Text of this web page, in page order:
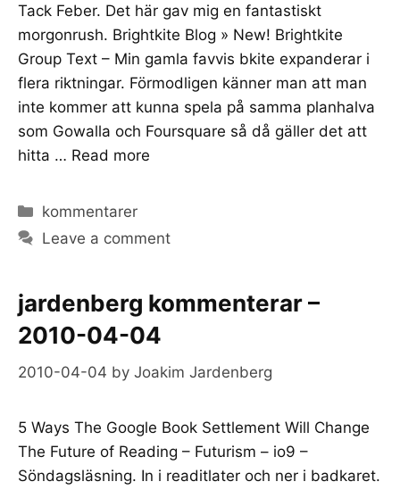
Tack Feber. Det här gav mig en fantastiskt
morgonrush. Brightkite Blog » New! Brightkite
Group Text – Min gamla favvis bkite expanderar i
flera riktningar. Förmodligen känner man att man
inte kommer att kunna spela på samma planhalva
som Gowalla och Foursquare så då gäller det att
hitta … Read more
Categories
kommentarer
Leave a comment
jardenberg kommenterar –
2010-04-04
2010-04-04 by Joakim Jardenberg
5 Ways The Google Book Settlement Will Change
The Future of Reading – Futurism – io9 –
Söndagsläsning. In i readitlater och ner i badkaret.